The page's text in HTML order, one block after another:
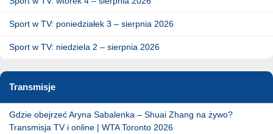
Sport w TV: poniedziałek 3 – sierpnia 2026
Sport w TV: niedziela 2 – sierpnia 2026
Transmisje
Gdzie obejrzeć Aryna Sabalenka – Shuai Zhang na żywo?
Transmisja TV i online | WTA Toronto 2026